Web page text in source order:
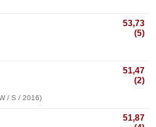
53,73
(5)
51,47
(2)
/ S / 2016)
51,87